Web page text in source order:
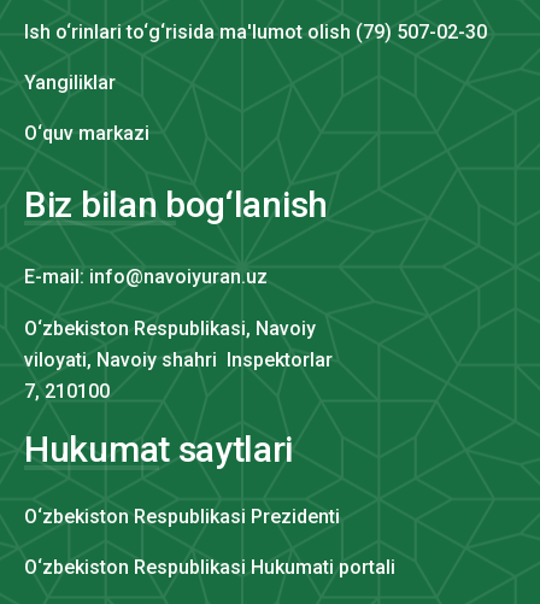
Ish o‘rinlari to‘g‘risida ma'lumot olish (79) 507-02-30
Yangiliklar
O‘quv markazi
Biz bilan bog‘lanish
E-mail: info@navoiyuran.uz
O‘zbekiston Respublikasi, Navoiy
viloyati, Navoiy shahri Inspektorlar
7, 210100
Hukumat saytlari
O‘zbekiston Respublikasi Prezidenti
O‘zbekiston Respublikasi Hukumati portali